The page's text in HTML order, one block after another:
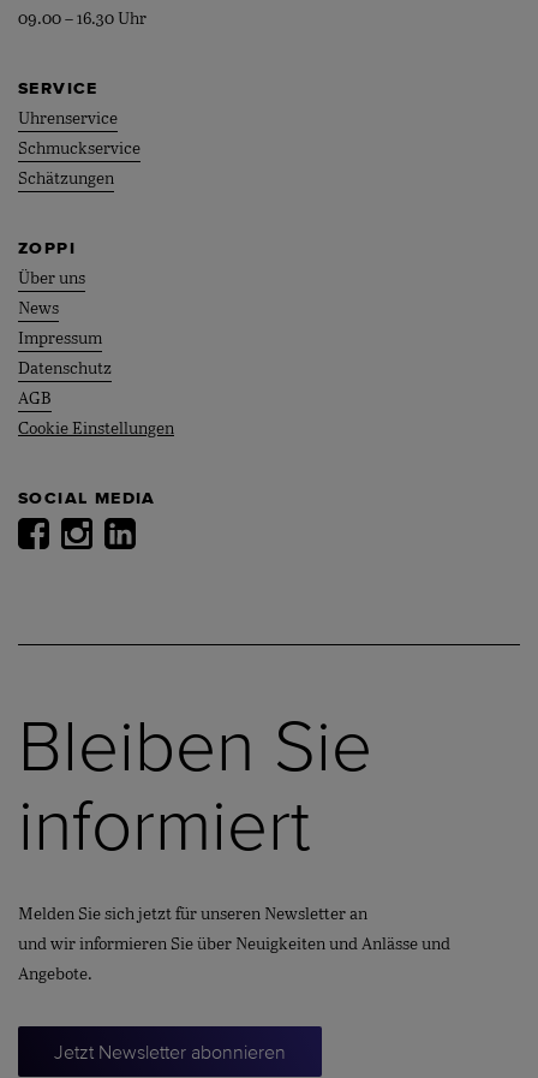
09.00 – 16.30 Uhr
SERVICE
Uhrenservice
Schmuckservice
Schätzungen
ZOPPI
Über uns
News
Impressum
Datenschutz
AGB
Cookie Einstellungen
SOCIAL MEDIA
Bleiben Sie
informiert
Melden Sie sich jetzt für unseren Newsletter an
und wir informieren Sie über Neuigkeiten und Anlässe und
Angebote.
Jetzt Newsletter abonnieren